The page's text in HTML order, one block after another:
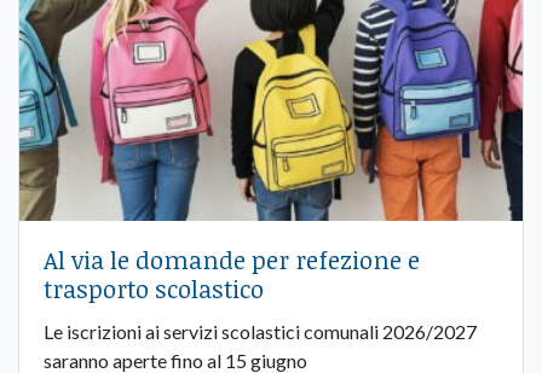
Al via le domande per refezione e
trasporto scolastico
Le iscrizioni ai servizi scolastici comunali 2026/2027
saranno aperte fino al 15 giugno